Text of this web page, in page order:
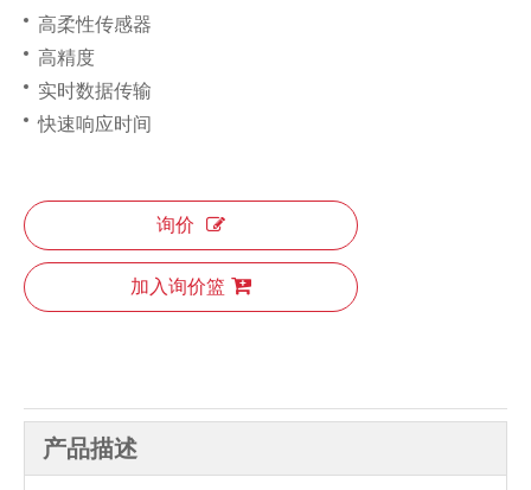
高柔性传感器
高精度
实时数据传输
快速响应时间
询价
加入询价篮
产品描述